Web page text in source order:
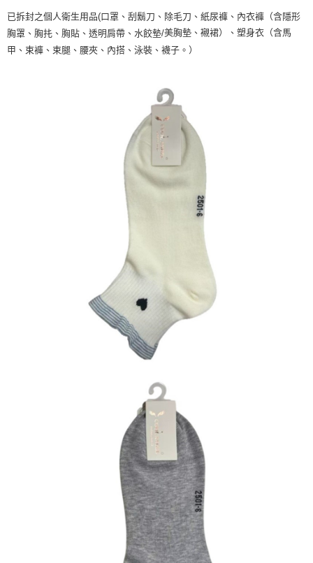
已拆封之個人衛生用品(口罩、刮鬍刀、除毛刀、紙尿褲、內衣褲（含隱形
胸罩、胸扥、胸貼、透明肩帶、水餃墊/美胸墊、襯裙）、塑身衣（含馬
甲、束褲、束腿、腰夾、內搭、泳裝、襪子。）